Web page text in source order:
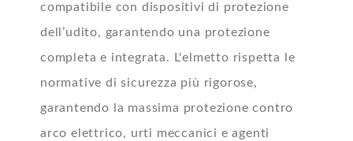
compatibile con dispositivi di protezione
dell’udito, garantendo una protezione
completa e integrata. L'elmetto rispetta le
normative di sicurezza più rigorose,
garantendo la massima protezione contro
arco elettrico, urti meccanici e agenti